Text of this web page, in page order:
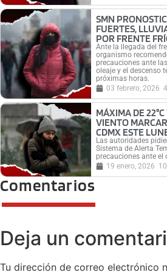
SMN
FUERTES,
POR FRENTE
Ante la llegada del
organismo
precauciones ante
oleaje y el descenso
próximas horas.
03 febrero, 2026
MÁXIMA DE
VIENTO
CDMX ESTE
Las autoridades
Sistema de Alerta
precauciones ante el
19 enero, 2026
Comentarios
Deja un
Tu dirección de correo electrónico